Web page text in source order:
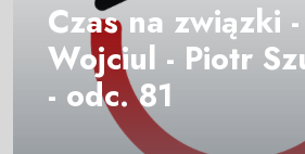
Czas na związki
Wojciul - Piotr
- odc. 81